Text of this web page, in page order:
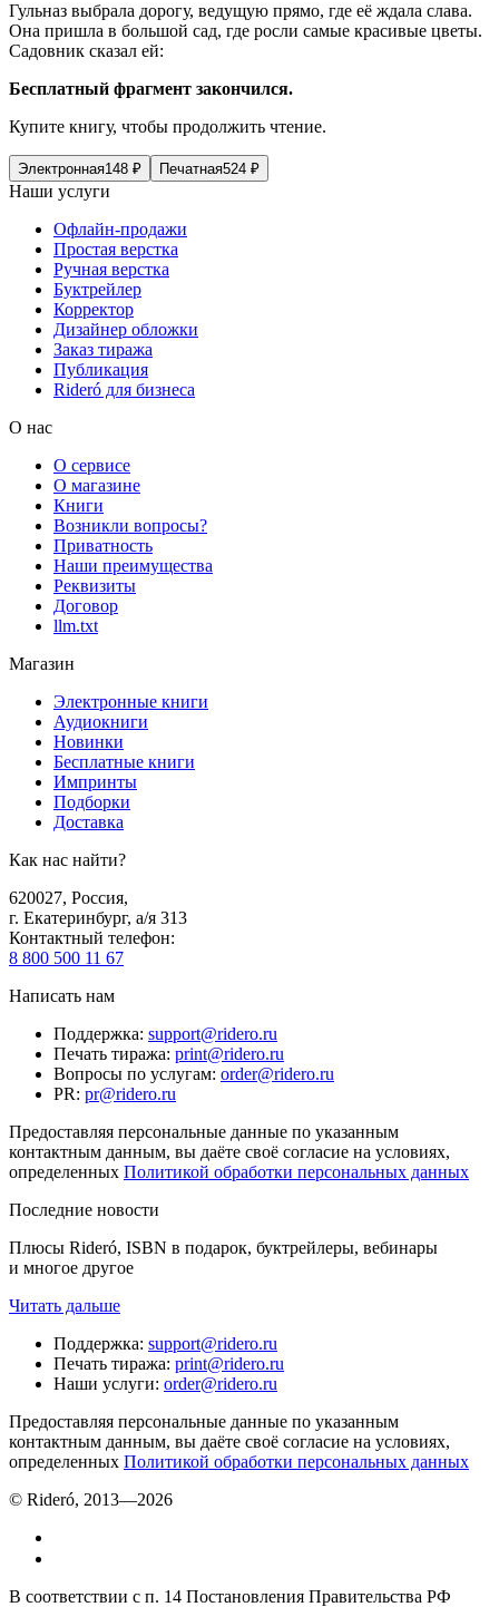
Гульназ выбрала дорогу, ведущую прямо, где её ждала слава.
Она пришла в большой сад, где росли самые красивые цветы.
Садовник сказал ей:
Бесплатный фрагмент закончился.
Купите книгу, чтобы продолжить чтение.
Электронная148 ₽ Печатная524 ₽
Наши услуги
Офлайн-продажи
Простая верстка
Ручная верстка
Буктрейлер
Корректор
Дизайнер обложки
Заказ тиража
Публикация
Rideró для бизнеса
О нас
О сервисе
О магазине
Книги
Возникли вопросы?
Приватность
Наши преимущества
Реквизиты
Договор
llm.txt
Магазин
Электронные книги
Аудиокниги
Новинки
Бесплатные книги
Импринты
Подборки
Доставка
Как нас найти?
620027, Россия,
г. Екатеринбург, а/я 313
Контактный телефон:
8 800 500 11 67
Написать нам
Поддержка: support@ridero.ru
Печать тиража: print@ridero.ru
Вопросы по услугам: order@ridero.ru
PR: pr@ridero.ru
Предоставляя персональные данные по указанным
контактным данным, вы даёте своё согласие на условиях,
определенных Политикой обработки персональных данных
Последние новости
Плюсы Rideró, ISBN в подарок, буктрейлеры, вебинары
и многое другое
Читать дальше
Поддержка: support@ridero.ru
Печать тиража: print@ridero.ru
Наши услуги: order@ridero.ru
Предоставляя персональные данные по указанным
контактным данным, вы даёте своё согласие на условиях,
определенных Политикой обработки персональных данных
© Rideró, 2013—2026
В соответствии с п. 14 Постановления Правительства РФ